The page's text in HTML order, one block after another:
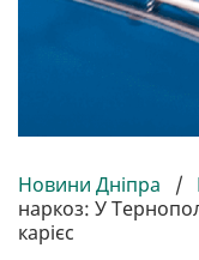
Новини Дніпра /
наркоз: У
карієс